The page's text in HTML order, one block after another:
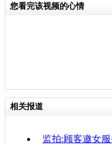
您看完该视频的心情
相关报道
监拍:顾客邀女